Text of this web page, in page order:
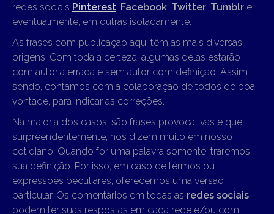
redes sociais Pinterest Facebook Twitter Tumblr e,
eventualmente, em outras isoladamente.
As frases com publicação aqui têm as mais diversas
origens. Com toda a certeza, algumas delas estarão
com autoria errada e sem autor com definição. Assim
sendo, contamos com a colaboração de todos de boa
vontade, para indicar as correções.
Na maioria dos casos, são frases provocativas e que,
surpreendentemente, nos dizem muito em nosso
cotidiano. Quando for uma palavra somente, traremos
sua definição. Por isso, em caso de termos ou
expressões peculiares, oferecemos uma versão
particular. Os comentários em todas as redes sociais
podem ter suas respostas em cada rede e/ou com